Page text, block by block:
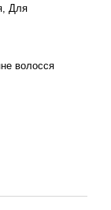
Для
волосся